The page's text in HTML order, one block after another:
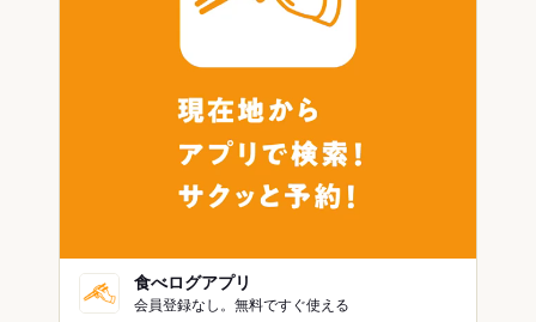
食べログアプリ
会員登録なし。無料ですぐ使える